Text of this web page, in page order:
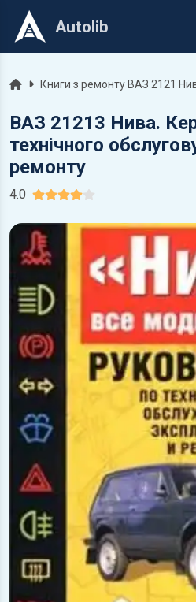
Autolib
ГоловнаКниги з ремонту ВАЗ 2121
ВАЗ 21213 Нива.
технічного
ремонту
4.0